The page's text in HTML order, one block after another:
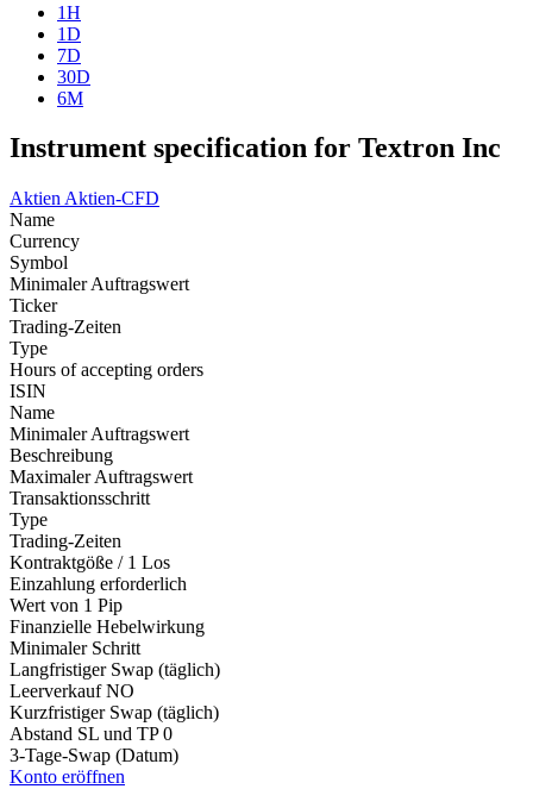
1H
1D
7D
30D
6M
Instrument specification for Textron Inc
Aktien Aktien-CFD
Name
Currency
Symbol
Minimaler Auftragswert
Ticker
Trading-Zeiten
Type
Hours of accepting orders
ISIN
Name
Minimaler Auftragswert
Beschreibung
Maximaler Auftragswert
Transaktionsschritt
Type
Trading-Zeiten
Kontraktgöße / 1 Los
Einzahlung erforderlich
Wert von 1 Pip
Finanzielle Hebelwirkung
Minimaler Schritt
Langfristiger Swap (täglich)
Leerverkauf NO
Kurzfristiger Swap (täglich)
Abstand SL und TP 0
3-Tage-Swap (Datum)
Konto eröffnen